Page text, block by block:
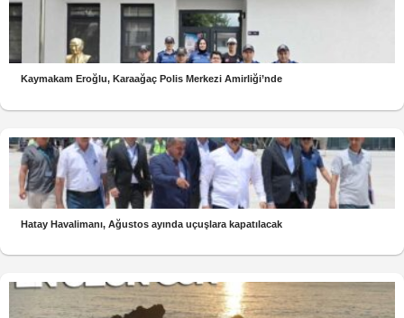
Kaymakam Eroğlu, Karaağaç Polis Merkezi Amirliği’nde
Hatay Havalimanı, Ağustos ayında uçuşlara kapatılacak